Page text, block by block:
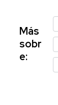
Más
sobr
e: